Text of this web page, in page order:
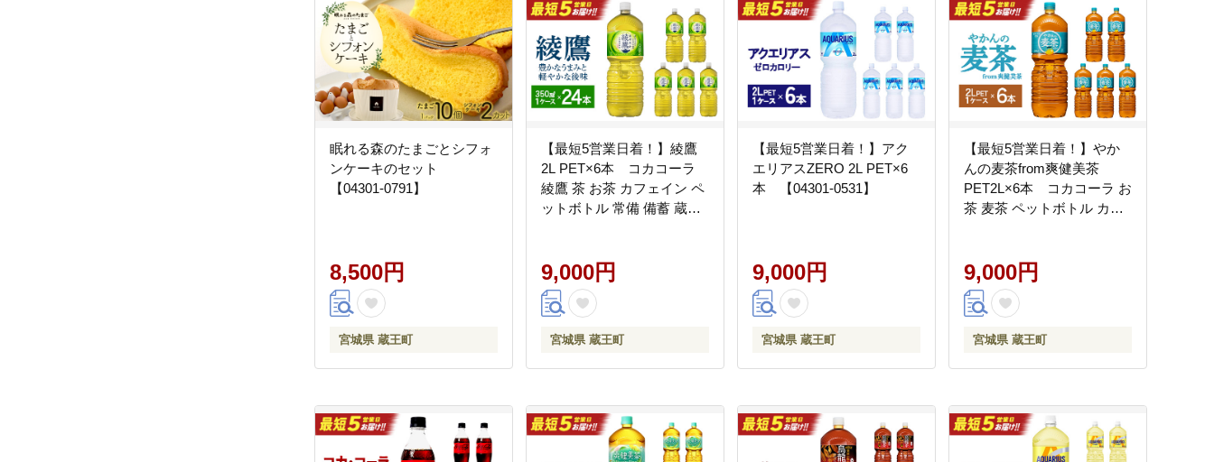
眠れる森のたまごとシフォ
ンケーキのセット
【04301-0791】
8,500円
宮城県 蔵王町
【最短5営業日着！】綾鷹
2L PET×6本 コカコーラ
綾鷹 茶 お茶 カフェイン ペ
ットボトル 常備 備蓄 蔵王
9,000円
宮城県 蔵王町
【最短5営業日着！】アク
エリアスZERO 2L PET×6
本 【04301-0531】
9,000円
宮城県 蔵王町
【最短5営業日着！】やか
んの麦茶from爽健美茶
PET2L×6本 コカコーラ お
茶 麦茶 ペットボトル カフ
9,000円
宮城県 蔵王町